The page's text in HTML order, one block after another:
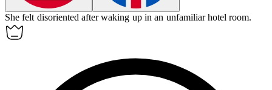
She felt disoriented after waking up in an unfamiliar hotel room.